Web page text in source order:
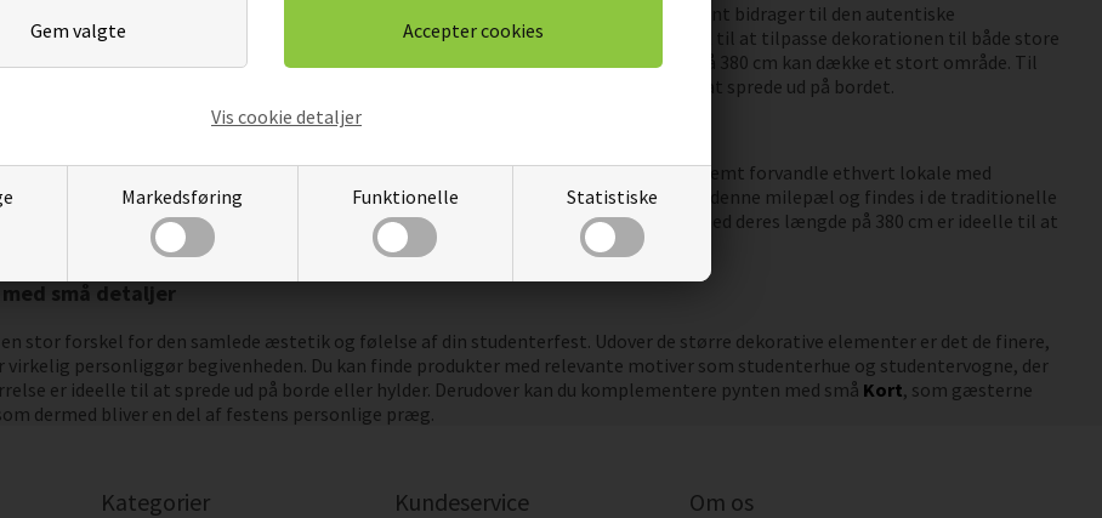
Markedsføring Funktionelle Statistiske
Vis cookie detaljer
arbejder sammen for at skabe en sammenhængende dekoration, hvor hvert element bidrager til den autentiske
Kombinationen af forskellige størrelser og placeringsmuligheder giver fleksibilitet til at tilpasse dekorationen til både store
forskellige typerstearinlys ogblå studenter-guirlander, som med en længde på 380 cm kan dække et stort område. Til
, der kommer i et sæt med 8 stk. og er ideelle til at sprede ud på bordet.
passer til din fest?
er det vigtigt at skabe en festlig atmosfære, der afspejler den store dag. Du kan nemt forvandle ethvert lokale med
straks sætter stemningen. Studenterfestpynten er specifikt designet til at markere denne milepæl og findes i de traditionelle
matche din uddannelseshue. Du finder forskellige typer pynt, som guirlander, der med deres længde på 380 cm er ideelle til at
små detaljer
en stor forskel for den samlede æstetik og følelse af din studenterfest. Udover de større dekorative elementer er det de finere,
virkelig personliggør begivenheden. Du kan finde produkter med relevante motiver som studenterhue og studentervogne, der
er ideelle til at sprede ud på borde eller hylder. Derudover kan du komplementere pynten med små Kort, som gæsterne
dermed bliver en del af festens personlige præg.
Kategorier Kundeservice Om os